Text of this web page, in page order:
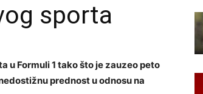
sporta
u Formuli 1 tako što je zauzeo peto
prednost u odnosu na